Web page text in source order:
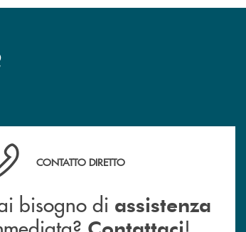
bisogno di assistenza immediata? Contattaci !
CONTATTO DIRETTO
bisogno di assistenza